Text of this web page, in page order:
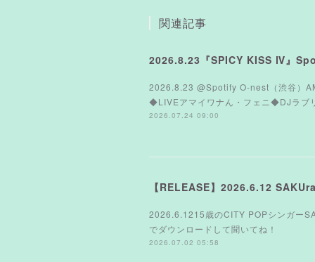
関連記事
2026.8.23『SPICY KISS Ⅳ』
2026.8.23 @Spotify O-nest（渋谷）
◆LIVEアマイワナん・フェニ◆DJラブ
2026.07.24 09:00
【RELEASE】2026.6.12
2026.6.1215歳のCITY POPシンガー
でダウンロードして聞いてね！
2026.07.02 05:58